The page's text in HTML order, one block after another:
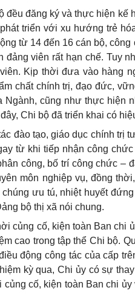
đều đăng ký và thực hiện
triển với xu hướng trẻ
từ 14 đến 16 cán bộ,
đảng viên rất hạn chế. Tuy
Kịp thời đưa vào hàng
chất chính trị, đạo đức,
Ngành, cũng như thực hiện
Chi bộ đã triển khai có
đào tạo, giáo dục chính trị
từ khi tiếp nhận công
công, bố trí công chức
môn nghiệp vụ, đồng
ưu tú, nhiệt huyết
bộ thị xã nói chung.
củng cố, kiện toàn Ban chi
cao trong tập thể Chi bộ.
động công tác của cấp
kỳ qua, Chi ủy có sự
cố, kiện toàn Ban chi